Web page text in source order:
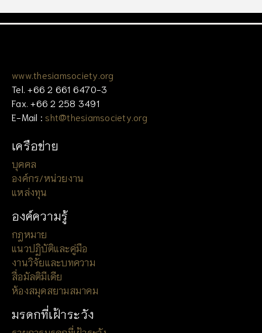
www.thesiamsociety.org
Tel. +66 2 661 6470-3
Fax. +66 2 258 3491
E-Mail : sht@thesiamsociety.org
เครือข่าย
บุคคล
องค์กร/หน่วยงาน
แหล่งทุน
องค์ความรู้
กฎหมาย
แนวปฏิบัติและคู่มือ
งานวิจัยและบทความ
สื่อมัลติมีเดีย
ห้องสมุดสยามสมาคม
มรดกที่เฝ้าระวัง